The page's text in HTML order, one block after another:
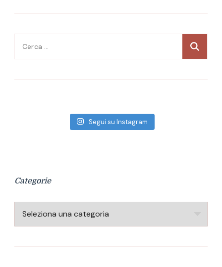
Ricerca
Segui su Instagram
Categorie
Categorie